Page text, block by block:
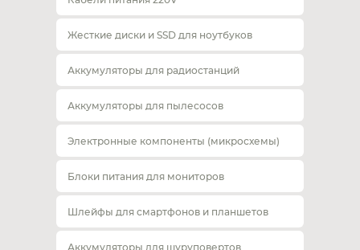
Жесткие диски и SSD для ноутбуков
Аккумуляторы для радиостанций
Аккумуляторы для пылесосов
Электронные компоненты (микросхемы)
Блоки питания для мониторов
Шлейфы для смартфонов и планшетов
Аккумуляторы для шуруповертов